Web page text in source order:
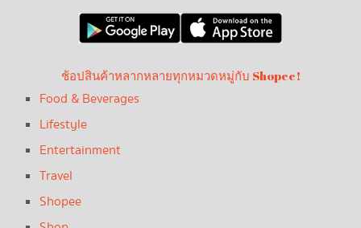
ช้อปสินค้าหลากหลายทุกหมวดหมู่กับ Shopee!
Food & Beverages
Lifestyle
Entertainment
Travel
Shopee